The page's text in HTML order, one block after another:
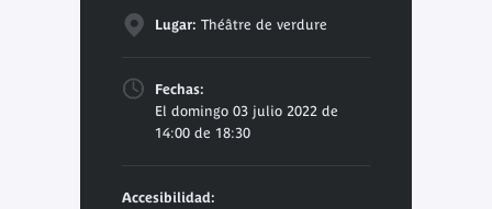
Lugar: Théâtre de verdure
Fechas:
El domingo 03 julio 2022 de
14:00 de 18:30
Accesibilidad: